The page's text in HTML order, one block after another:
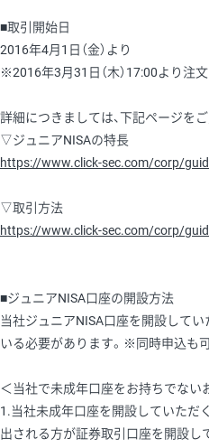
■取引開始日
2016年4月1日（金）より
※2016年3月31日（木）17:00より注
詳細につきましては、下記ページをご
▽ジュニアNISAの特長
https://www.click-sec.com/corp/
▽取引方法
https://www.click-sec.com/corp/
■ジュニアNISA口座の開設方法
当社ジュニアNISA口座を開設して
いる必要があります。※同時申込も可
＜当社で未成年口座をお持ちでない
1.当社未成年口座を開設していただ
出される方が証券取引口座を開設し